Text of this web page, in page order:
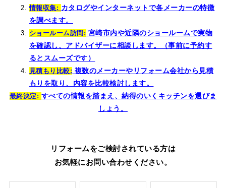
情報収集: カタログやインターネットで各メーカーの特徴
を調べます。
ショールーム訪問: 宮崎市内や近隣のショールームで実物
を確認し、アドバイザーに相談します。（事前に予約す
るとスムーズです）
見積もり比較: 複数のメーカーやリフォーム会社から見積
もりを取り、内容を比較検討します。
最終決定: すべての情報を踏まえ、納得のいくキッチンを選びま
しょう。
リフォームをご検討されている方は
お気軽にお問い合わせください。